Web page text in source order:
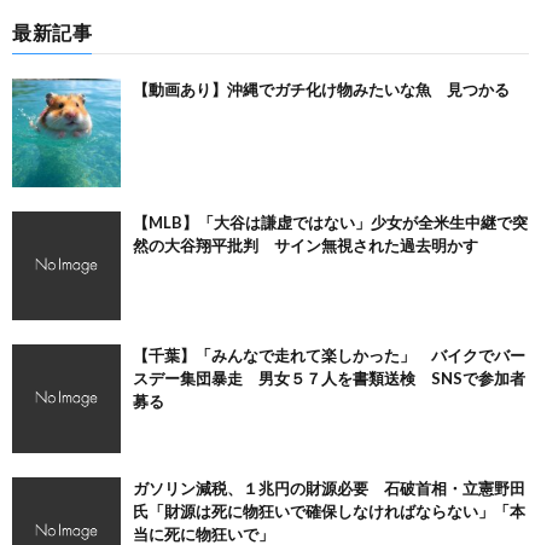
最新記事
【動画あり】沖縄でガチ化け物みたいな魚 見つかる
【MLB】「大谷は謙虚ではない」少女が全米生中継で突
然の大谷翔平批判 サイン無視された過去明かす
【千葉】「みんなで走れて楽しかった」 バイクでバー
スデー集団暴走 男女５７人を書類送検 SNSで参加者
募る
ガソリン減税、１兆円の財源必要 石破首相・立憲野田
氏「財源は死に物狂いで確保しなければならない」「本
当に死に物狂いで」